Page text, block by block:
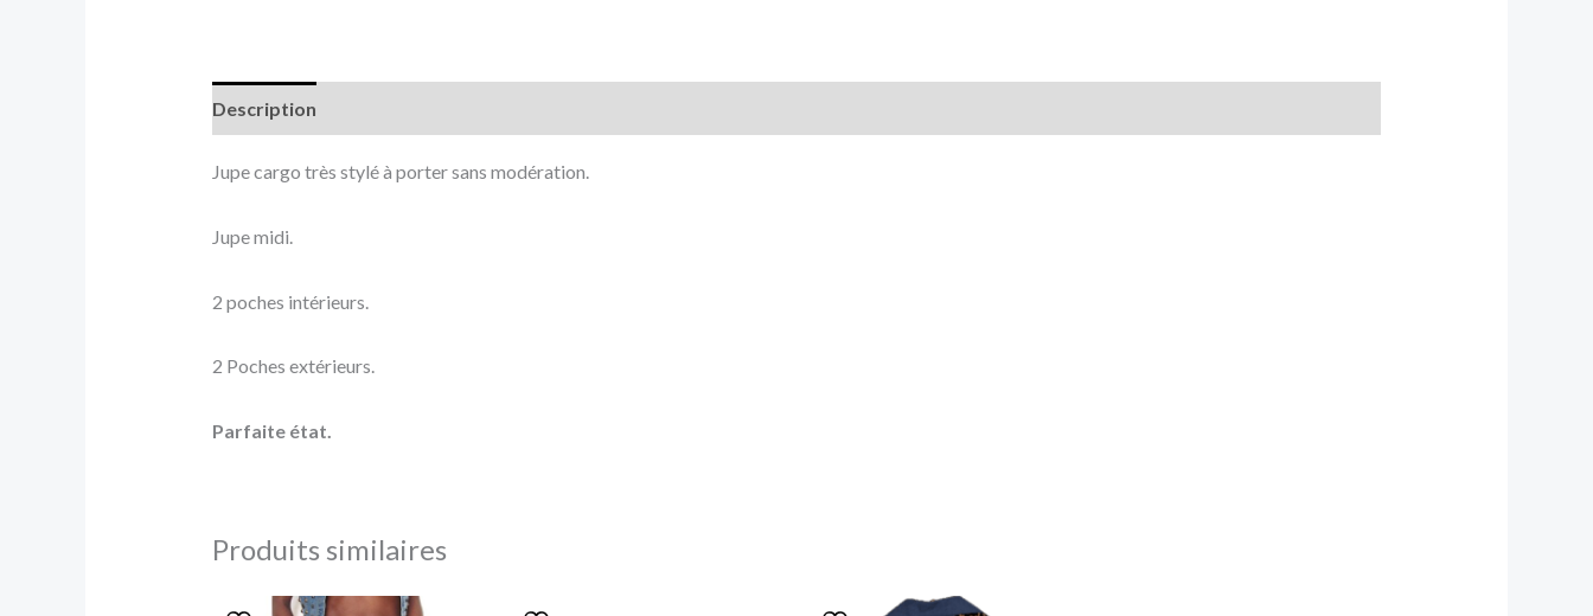
Description
Jupe cargo très stylé à porter sans modération.
Jupe midi.
2 poches intérieurs.
2 Poches extérieurs.
Parfaite état.
Produits similaires